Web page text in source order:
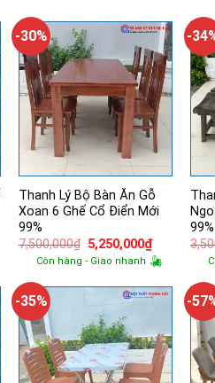
-30%
Thanh Lý Bộ Bàn Ăn Gỗ
Xoan 6 Ghế Cổ Điển Mới
99%
7,500,000₫ Giá
gốc
là:
5,250,000₫Giá
hiện
tại
5,250,000₫.
Còn hàng - Giao nhanh
-
99%
-35% -